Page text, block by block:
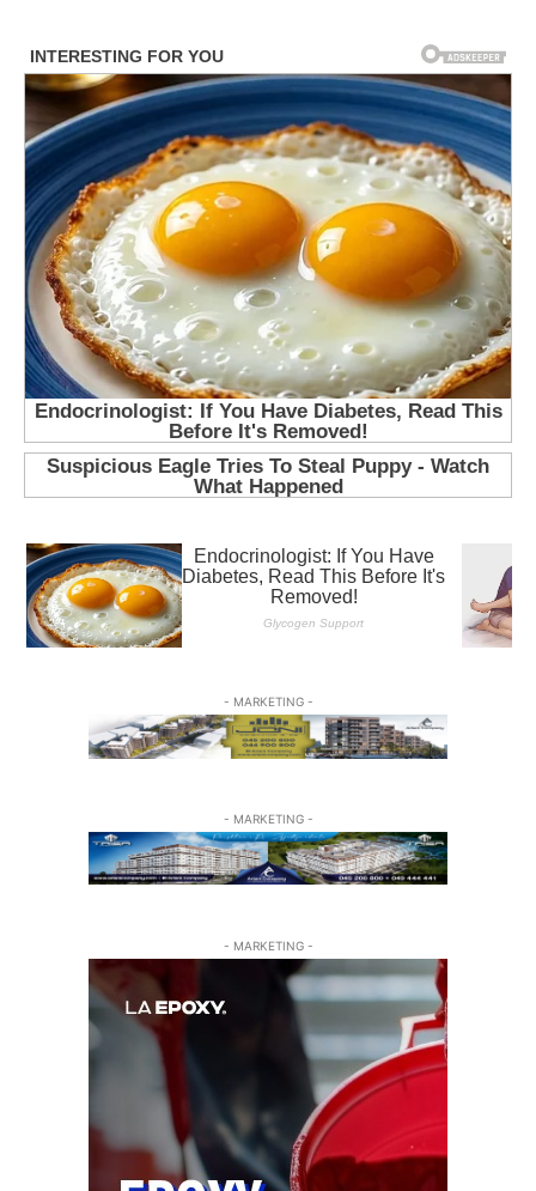
- MARKETING -
- MARKETING -
- MARKETING -